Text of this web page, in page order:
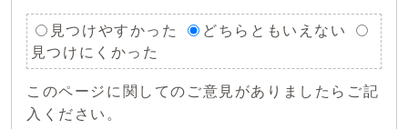
見つけやすかった
どちらともいえない
見つけにくかった
このページに関してのご意見がありましたらご記
入ください。